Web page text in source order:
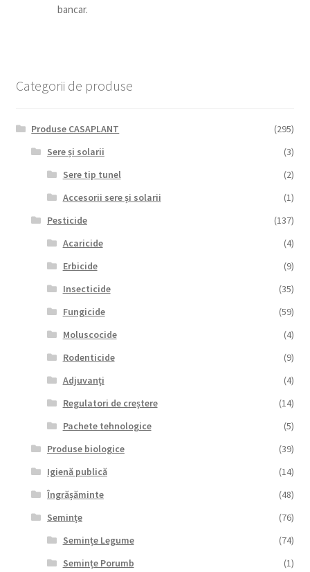
bancar.
Categorii de produse
Produse CASAPLANT
(295)
Sere și solarii
(3)
Sere tip tunel
(2)
Accesorii sere și solarii
(1)
Pesticide
(137)
Acaricide
(4)
Erbicide
(9)
Insecticide
(35)
Fungicide
(59)
Moluscocide
(4)
Rodenticide
(9)
Adjuvanți
(4)
Regulatori de creștere
(14)
Pachete tehnologice
(5)
Produse biologice
(39)
Igienă publică
(14)
Îngrășăminte
(48)
Semințe
(76)
Semințe Legume
(74)
Semințe Porumb
(1)